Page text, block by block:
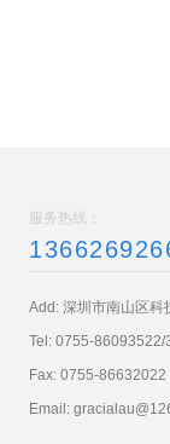
服务热线：
Add: 深圳市南山区科
Tel: 0755-86093522/
Fax: 0755-86632022
Email: